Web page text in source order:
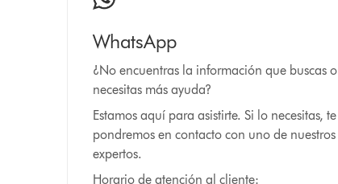
WhatsApp
¿No encuentras la información que buscas o
necesitas más ayuda?
Estamos aquí para asistirte. Si lo necesitas, te
pondremos en contacto con uno de nuestros
expertos.
Horario de atención al cliente: